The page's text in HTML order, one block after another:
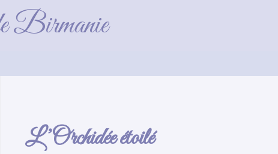
Birmanie
L’Orchidée étoilé